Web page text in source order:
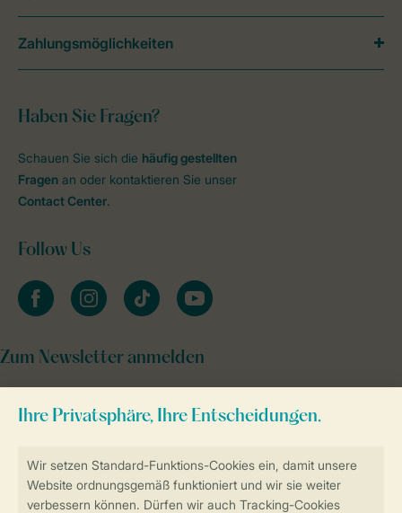
Haben Sie Fragen?
Schauen Sie sich die häufig gestellten
Fragen an oder kontaktieren Sie unser
Contact Center.
Follow Us
facebookinstagramtiktok youtube
Zum Newsletter anmelden
Zahlungsmöglichkeiten